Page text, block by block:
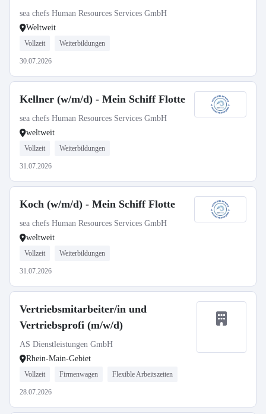
sea chefs Human Resources Services GmbH
Weltweit
Vollzeit Weiterbildungen
30.07.2026
Kellner (w/m/d) - Mein Schiff Flotte
sea chefs Human Resources Services GmbH
weltweit
Vollzeit Weiterbildungen
31.07.2026
Koch (w/m/d) - Mein Schiff Flotte
sea chefs Human Resources Services GmbH
weltweit
Vollzeit Weiterbildungen
31.07.2026
Vertriebsmitarbeiter/in und
Vertriebsprofi (m/w/d)
AS Dienstleistungen GmbH
Rhein-Main-Gebiet
Vollzeit Firmenwagen Flexible Arbeitszeiten
28.07.2026